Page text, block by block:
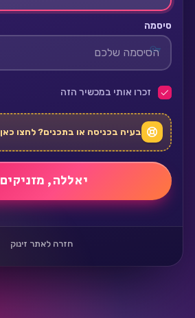
סיסמה
זכרו אותי במכשיר הזה
בעיה בכניסה או בתכנים? לחצו כאן
חזרה לאתר זינוק